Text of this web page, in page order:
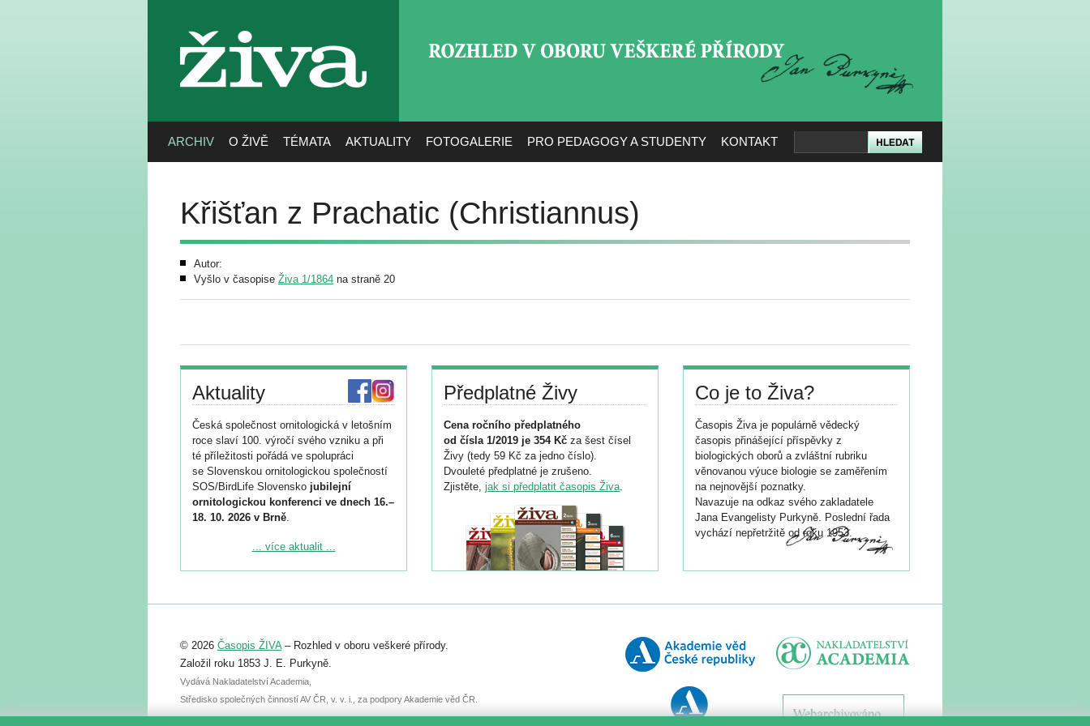
živa
ARCHIV O ŽIVĚ TÉMATA AKTUALITY FOTOGALERIE PRO PEDAGOGY A STUDENTY KONTAKT
Křišťan z Prachatic (Christiannus)
Autor:
Vyšlo v časopise Živa 1/1864 na straně 20
Aktuality
Česká společnost ornitologická v letošním
roce slaví 100. výročí svého vzniku a při
té příležitosti pořádá ve spolupráci
se Slovenskou ornitologickou společností
SOS/BirdLife Slovensko jubilejní
ornitologickou konferenci ve dnech 16.–
18. 10. 2026 v Brně.
Podrobnější informace ke konferenci
Registrovat se můžete do 6. září.
abstraktu přihlášené přednášky nebo
posteru je už 30. června.
... více aktualit ...
Předplatné Živy
Cena ročního předplatného
od čísla 1/2019 je 354 Kč za šest čísel
Živy (tedy 59 Kč za jedno číslo).
Dvouleté předplatné je zrušeno.
Zjistěte, jak si předplatit časopis Živa.
Co je to Živa?
Časopis Živa je populárně vědecký
časopis přinášející příspěvky z
biologických oborů a zvláštní rubriku
věnovanou výuce biologie se zaměřením
na nejnovější poznatky.
Navazuje na odkaz svého zakladatele
Jana Evangelisty Purkyně. Poslední řada
vychází nepřetržitě od roku 1953.
© 2026 Časopis ŽIVA– Rozhled v oboru veškeré přírody.
Založil roku 1853 J. E. Purkyně.
Vydává Nakladatelství Academia,
Středisko společných činností AV ČR, v. v. i., za podpory Akademie věd ČR.